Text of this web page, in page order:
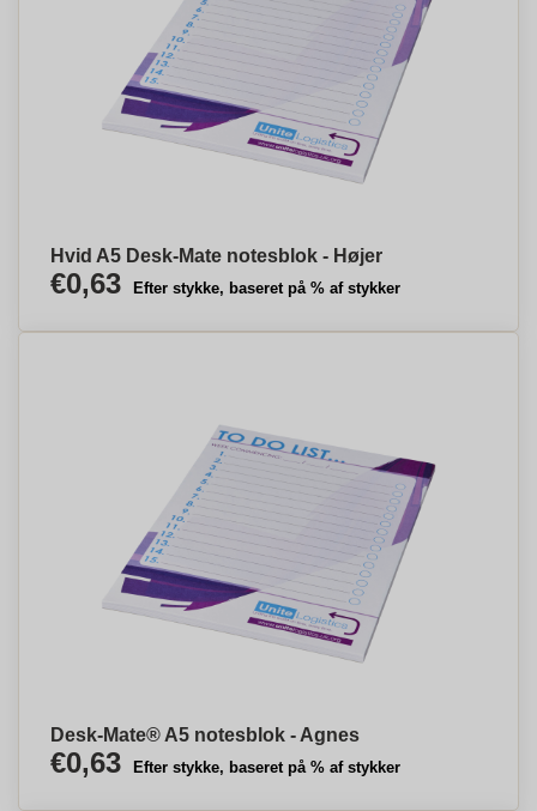
Hvid A5 Desk-Mate notesblok - Højer
€0,63 Efter stykke, baseret på % af stykker
Desk-Mate® A5 notesblok - Agnes
€0,63 Efter stykke, baseret på % af stykker